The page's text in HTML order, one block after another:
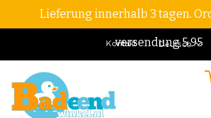
Lieferung innerhalb 3 tagen.
versendung 5,95
Deutsch
Kontakt